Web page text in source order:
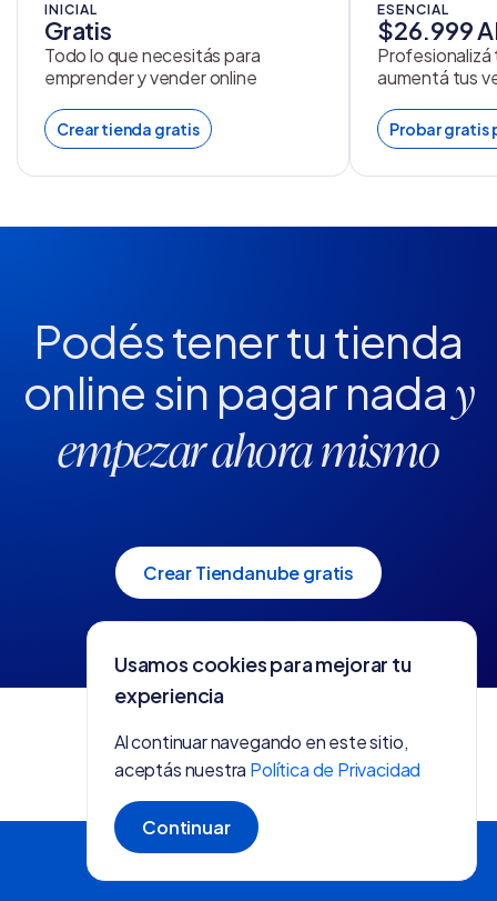
Usamos cookies para mejorar tu
experiencia
Al continuar navegando en este sitio,
aceptás nuestra Política de Privacidad
Continuar
INICIAL
Gratis
Todo lo que necesitás para
emprender y vender online
Crear tienda gratis
ESENCIAL
$26.999
aumentá tus
Probar gratis
Podés tener tu tienda
onlinesin pagar nada y
empezar ahora mismo
Crear Tiendanube gratis
Crear tienda gratis